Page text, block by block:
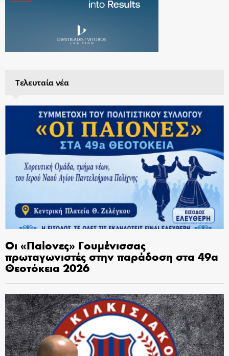
Τελευταία νέα
Οι «Παίονες» Γουμένισσας
πρωταγωνιστές στην παράδοση στα 49α
Θεοτόκεια 2026